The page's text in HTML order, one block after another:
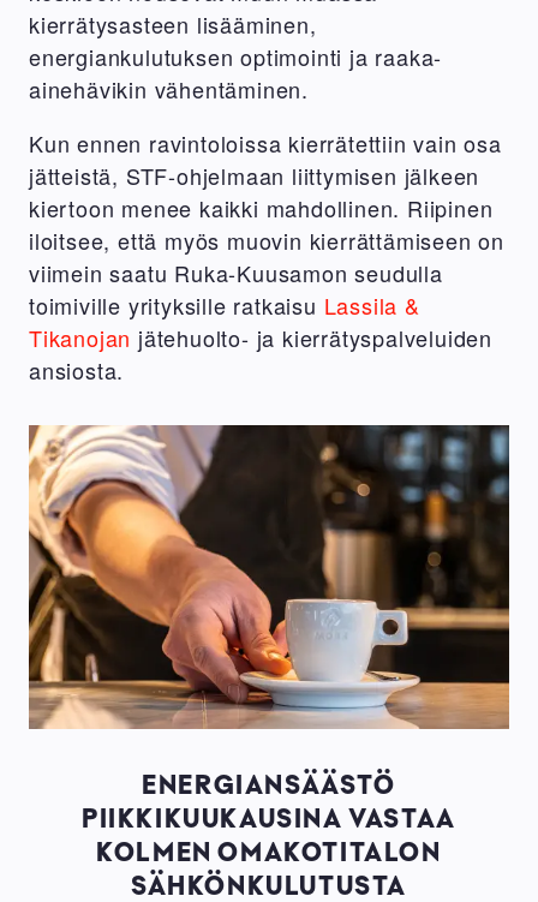
kierrätysasteen lisääminen,
energiankulutuksen optimointi ja raaka-
ainehävikin vähentäminen.
Kun ennen ravintoloissa kierrätettiin vain osa
jätteistä, STF-ohjelmaan liittymisen jälkeen
kiertoon menee kaikki mahdollinen. Riipinen
iloitsee, että myös muovin kierrättämiseen on
viimein saatu Ruka-Kuusamon seudulla
toimiville yrityksille ratkaisu Lassila &
Tikanojan jätehuolto- ja kierrätyspalveluiden
ansiosta.
ENERGIANSÄÄSTÖ
PIIKKIKUUKAUSINA VASTAA
KOLMEN OMAKOTITALON
SÄHKÖNKULUTUSTA